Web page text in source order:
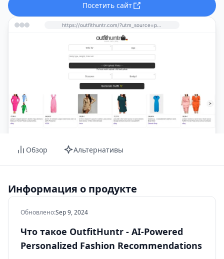
Посетить сайт
Обзор Альтернативы
Информация о продукте
Обновлено:Sep 9, 2024
Что такое OutfitHuntr - AI-Powered
Personalized Fashion Recommendations